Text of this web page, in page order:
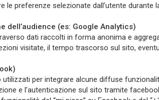
le preferenze selezionate dall’utente
dell’audience (es: Google Analytics)
dati raccolti in forma anonima e
visitate, il tempo trascorso sul sito,
per integrare alcune diffuse
e l’autenticazione sul sito tramite